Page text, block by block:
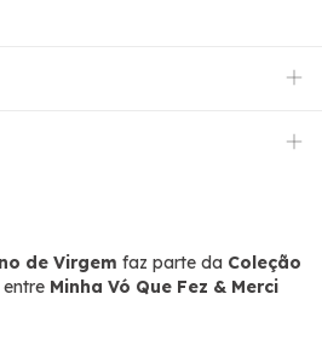
de Virgem faz parte da Coleção
Minha Vó Que Fez & Merci